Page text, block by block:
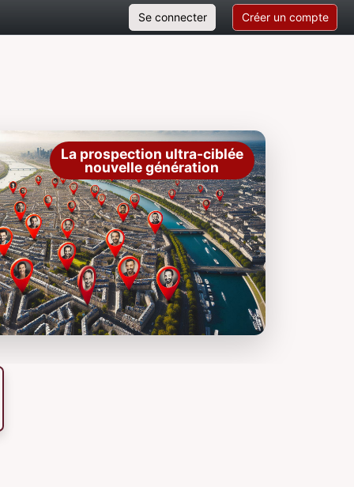
Se connecter Créer un compte
La prospection ultra-ciblée
nouvelle génération